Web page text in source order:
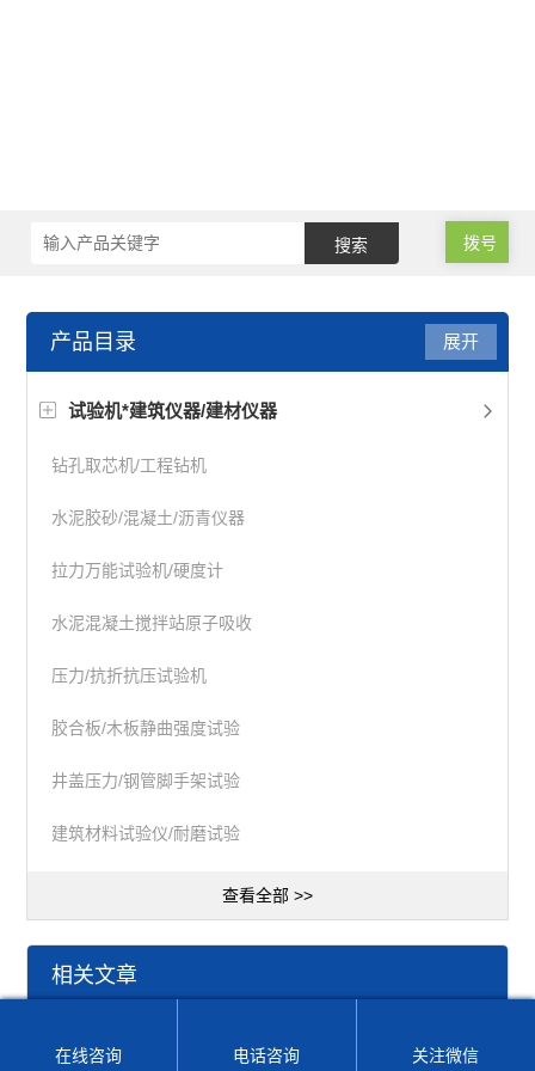
拨号
产品目录
试验机*建筑仪器/建材仪器
钻孔取芯机/工程钻机
水泥胶砂/混凝土/沥青仪器
拉力万能试验机/硬度计
水泥混凝土搅拌站原子吸收
压力/抗折抗压试验机
胶合板/木板静曲强度试验
井盖压力/钢管脚手架试验
建筑材料试验仪/耐磨试验
查看全部 >>
展开
相关文章
食品用双道原子荧光光谱仪简介
在线咨询 电话咨询 关注微信